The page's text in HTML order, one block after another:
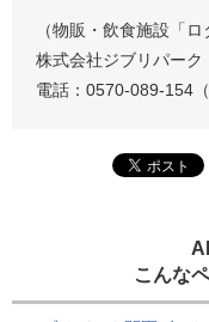
（物販・飲食施設「
株式会社ジブリパーク
電話：0570-089-154
こんな